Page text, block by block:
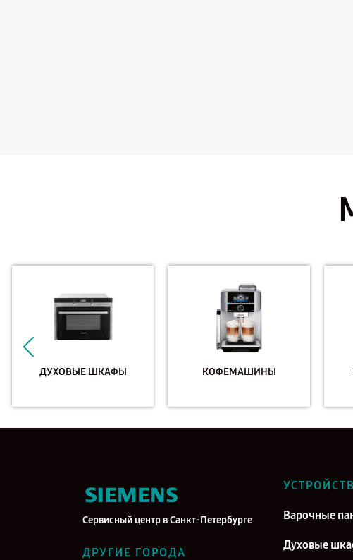
ДУХОВЫЕ ШКАФЫ КОФЕМАШИНЫ
Сервисный центр в Санкт-Петербурге
ДРУГИЕ ГОРОДА
Варочные
Духовые